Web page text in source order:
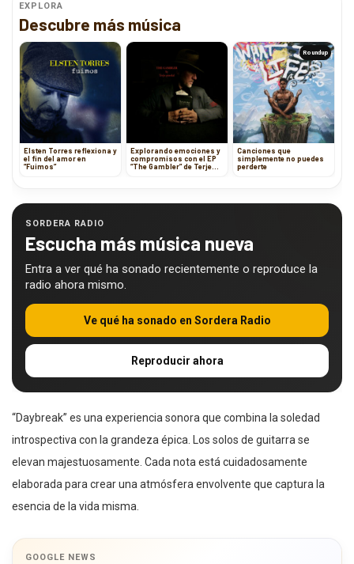
EXPLORA
Descubre más música
Elsten Torres reflexiona y
el fin del amor en
“Fuimos”
Explorando emociones y
compromisos con el EP
“The Gambler” de Terje
Roundup
Canciones que
simplemente no puedes
perderte
SORDERA RADIO
Escucha más música nueva
Entra a ver qué ha sonado recientemente o reproduce la
radio ahora mismo.
Ve qué ha sonado en Sordera Radio
Reproducir ahora
“Daybreak” es una experiencia sonora que combina la soledad
introspectiva con la grandeza épica. Los solos de guitarra se
elevan majestuosamente. Cada nota está cuidadosamente
elaborada para crear una atmósfera envolvente que captura la
esencia de la vida misma.
GOOGLE NEWS